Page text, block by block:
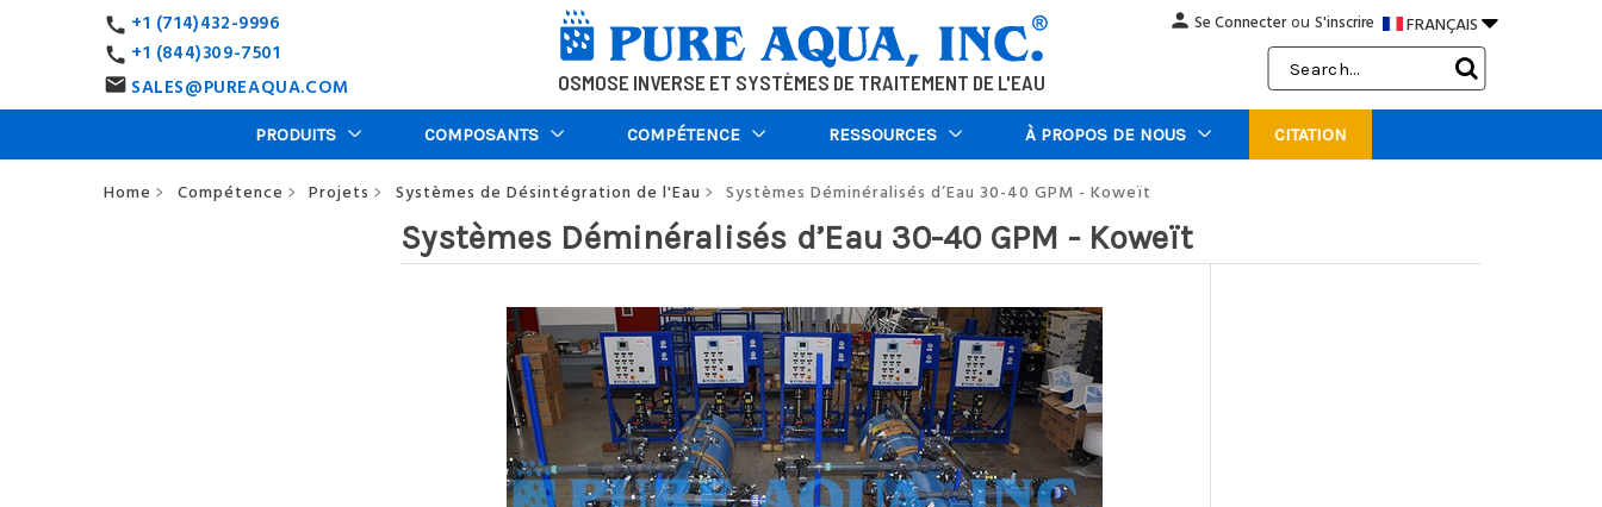
call +1 (714)432-9996
call +1 (844)309-7501
email SALES@PUREAQUA.COM OSMOSE INVERSE ET SYSTÈMES DE TRAITEMENT DE L'EAU
person Se Connecter ou S'inscrire FRANÇAIS
Keyword:
PRODUITS COMPOSANTS COMPÉTENCE RESSOURCES À PROPOS DE NOUS CITATION
Home > Compétence > Projets > Systèmes de Désintégration de l'Eau > Systèmes Déminéralisés d’Eau 30-40 GPM - Koweït
Systèmes Déminéralisés d’Eau 30-40 GPM - Koweït